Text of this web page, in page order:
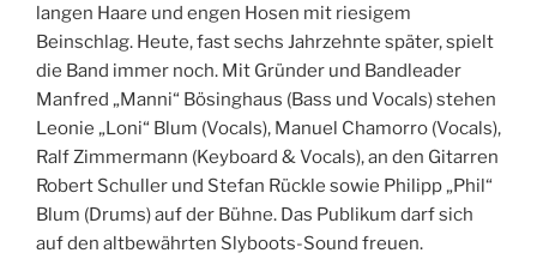
langen Haare und engen Hosen mit riesigem
Beinschlag. Heute, fast sechs Jahrzehnte später, spielt
die Band immer noch. Mit Gründer und Bandleader
Manfred „Manni“ Bösinghaus (Bass und Vocals) stehen
Leonie „Loni“ Blum (Vocals), Manuel Chamorro (Vocals),
Ralf Zimmermann (Keyboard & Vocals), an den Gitarren
Robert Schuller und Stefan Rückle sowie Philipp „Phil“
Blum (Drums) auf der Bühne. Das Publikum darf sich
auf den altbewährten Slyboots-Sound freuen.